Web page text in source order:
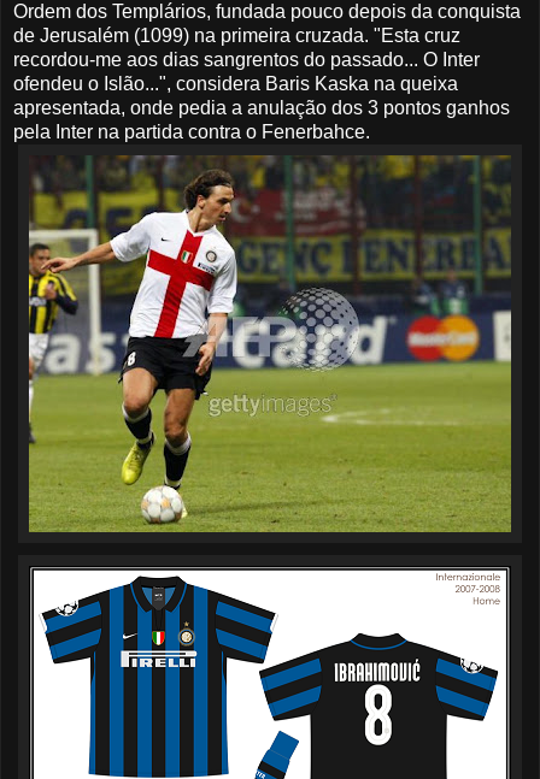
Ordem dos Templários, fundada pouco depois da conquista
de Jerusalém (1099) na primeira cruzada. "Esta cruz
recordou-me aos dias sangrentos do passado... O Inter
ofendeu o Islão...", considera Baris Kaska na queixa
apresentada, onde pedia a anulação dos 3 pontos ganhos
pela Inter na partida contra o Fenerbahce.